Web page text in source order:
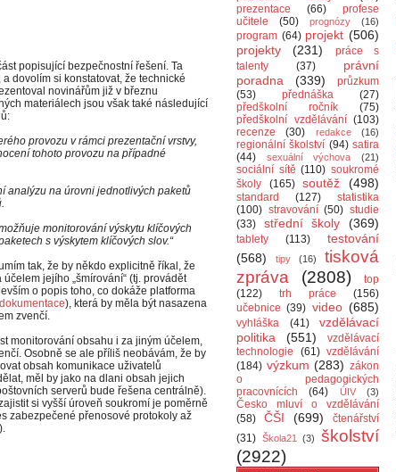
popisující bezpečnostní řešení. Ta
dovolím si konstatovat, že technické
novinářům již v březnu
materiálech jsou však také následující
provozu v rámci prezentační vrstvy,
tohoto provozu na případné
analýzu na úrovni jednotlivých paketů
monitorování výskytu klíčových
s výskytem klíčových slov.“
tak, že by někdo explicitně říkal, že
jejího „šmírování“ (tj. provádět
o popis toho, co dokáže platforma
dokumentace), která by měla být nasazena
zvenčí.
monitorování obsahu i za jiným účelem,
Osobně se ale příliš neobávám, že by
obsah komunikace uživatelů
měl by jako na dlani obsah jejich
serverů bude řešena centrálně).
si vyšší úroveň soukromí je poměrně
zabezpečené přenosové protokoly až
prezentace
(66)
profese
učitele
(50) prognózy (16)
program (64) projekt (506)
projekty
(231)
práce s
talenty
(37)
právní
poradna
(339)
průzkum
(53)
přednáška
(27)
předškolní ročník
(75)
předškolní vzdělávání (103)
recenze
(30) redakce (16)
regionální školství (94) satira
(44)
sexuální výchova (21)
sociální sítě (110) soukromé
školy
(165) soutěž (498)
standard (127)
statistika
(100) stravování (50) studie
(33)
střední školy (369)
tablety (113)
testování
(568)
tipy (16)
tisková
zpráva
(2808)
top
(122)
trh práce
(156)
učebnice (39) video (685)
vyhláška (41)
vzdělávací
politika
(551)
vzdělávací
technologie
(61) vzdělávání
(184) výzkum (283) zákon
o pedagogických
pracovnících
(64) ÚIV (3)
Česko mluví o vzdělávání
(58)
ČŠI (699)
čtenářství
(31) Škola21 (3)
školství
(2922)